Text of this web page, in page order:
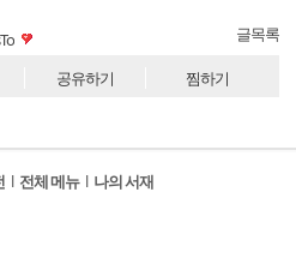
글목록
공유하기 찜하기
l 전체 메뉴 l 나의 서재